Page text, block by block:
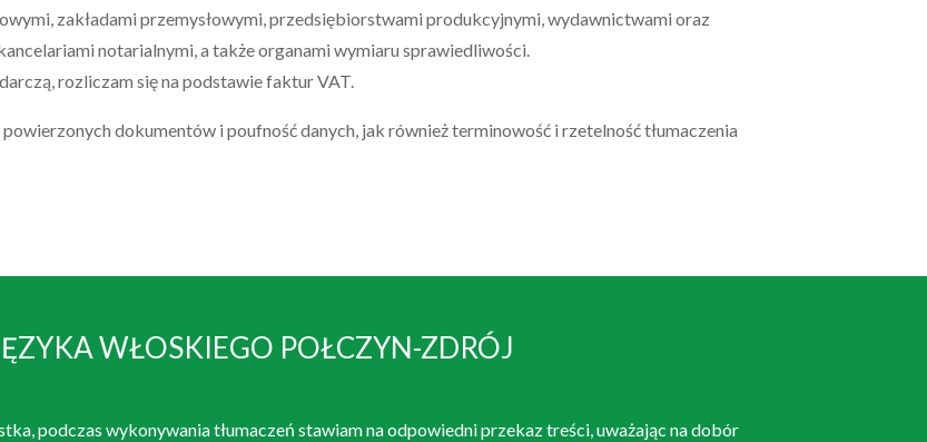
zakładami przemysłowymi, przedsiębiorstwami produkcyjnymi, wydawnictwami oraz
notarialnymi, a także organami wymiaru sprawiedliwości.
rozliczam się na podstawie faktur VAT.
dokumentów i poufność danych, jak również terminowość i rzetelność tłumaczenia
WŁOSKIEGO POŁCZYN-ZDRÓJ
podczas wykonywania tłumaczeń stawiam na odpowiedni przekaz treści, uważając na dobór